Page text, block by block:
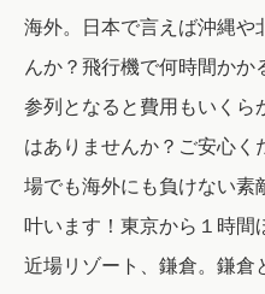
海外。日本で言えば沖縄や
んか？ 飛行機で何時間かか
参列となると費用もいくら
はありませんか？ ご安心く
場でも海外にも負けない素
叶います！ 東京から１時間
近場リゾート、鎌倉。 鎌倉